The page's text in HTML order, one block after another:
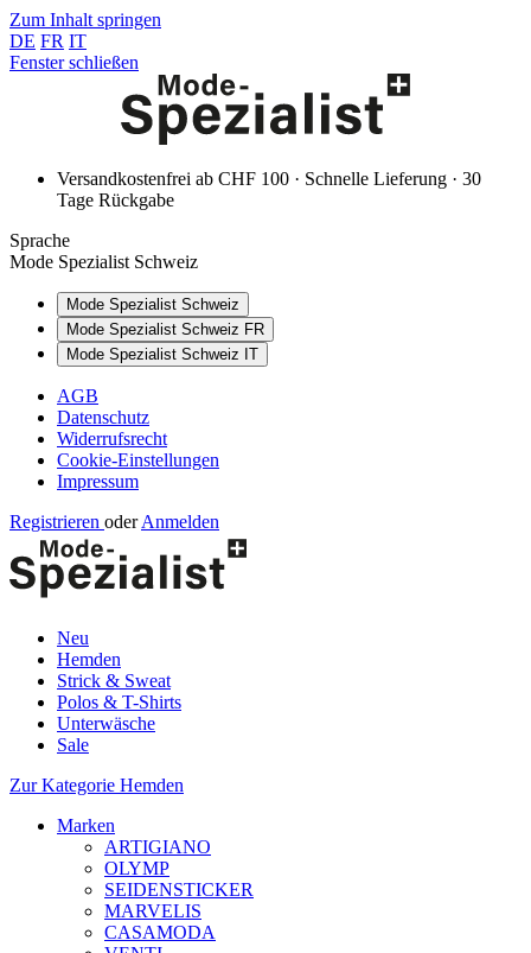
Zum Inhalt springen
DE FR IT
Fenster schließen
Versandkostenfrei ab CHF 100 · Schnelle Lieferung · 30
Tage Rückgabe
Sprache
Mode Spezialist Schweiz
Mode Spezialist Schweiz
Mode Spezialist Schweiz FR
Mode Spezialist Schweiz IT
AGB
Datenschutz
Widerrufsrecht
Cookie-Einstellungen
Impressum
Registrieren oder Anmelden
Neu
Hemden
Strick & Sweat
Polos & T-Shirts
Unterwäsche
Sale
Zur Kategorie Hemden
Marken
ARTIGIANO
OLYMP
SEIDENSTICKER
MARVELIS
CASAMODA